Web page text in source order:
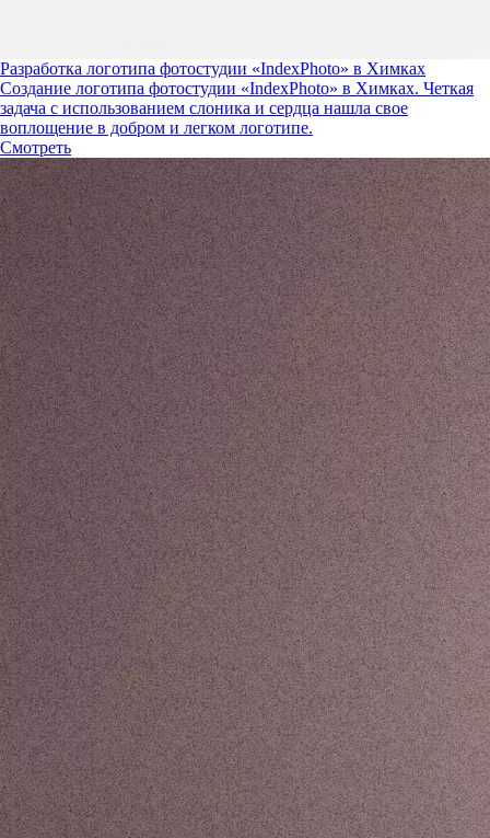
Разработка логотипа фотостудии «IndexPhoto» в Химках
Создание логотипа фотостудии «IndexPhoto» в Химках. Четкая
задача с использованием слоника и сердца нашла свое
воплощение в добром и легком логотипе.
Смотреть